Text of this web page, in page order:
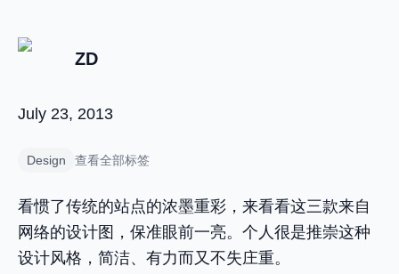
ZD
July 23, 2013
Design 查看全部标签
看惯了传统的站点的浓墨重彩，来看看这三款来自
网络的设计图，保准眼前一亮。个人很是推崇这种
设计风格，简洁、有力而又不失庄重。